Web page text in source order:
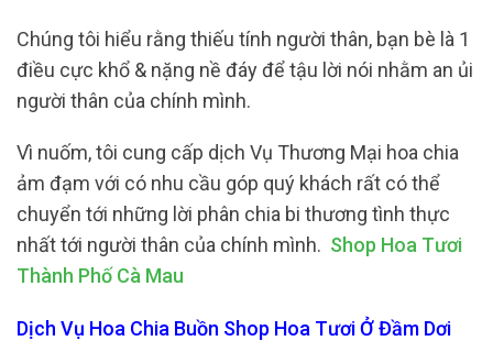
Chúng tôi hiểu rằng thiếu tính người thân, bạn bè là 1
điều cực khổ & nặng nề đáy để tậu lời nói nhằm an ủi
người thân của chính mình.
Vì nuốm, tôi cung cấp dịch Vụ Thương Mại hoa chia
ảm đạm với có nhu cầu góp quý khách rất có thể
chuyển tới những lời phân chia bi thương tình thực
nhất tới người thân của chính mình. Shop Hoa Tươi
Thành Phố Cà Mau
Dịch Vụ Hoa Chia Buồn Shop Hoa Tươi Ở Đầm Dơi